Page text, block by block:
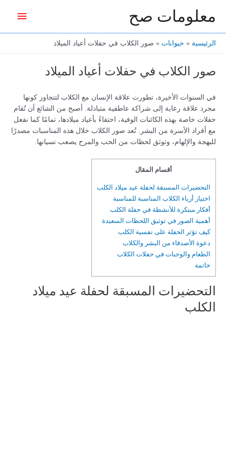
معلومات صح
الرئيسية حيوانات صور الكلاب في حفلات أعياد الميلاد
صور الكلاب في حفلات أعياد الميلاد
في السنوات الأخيرة، تطورت علاقة الإنسان مع الكلاب لتتجاوز كونها
مجرد علاقة رعاية إلى شراكة عاطفية متبادلة. أصبح من الشائع أن تُقام
حفلات خاصة بهذه الكائنات الوفية، احتفاءً بأعياد ميلادها، تمامًا كما نفعل
مع أفراد الأسرة من البشر. تُعد صور الكلاب خلال هذه المناسبات مصدرًا
للبهجة والإلهام، وتوثق لحظات من الحب والمرح يصعب نسيانها.
أقسام المقال
التحضيرات المسبقة لحفلة عيد ميلاد الكلب
اختيار أزياء الكلاب المناسبة للمناسبة
أفكار مبتكرة للأنشطة في حفلة الكلب
أهمية الصور في توثيق اللحظات السعيدة
كيف تؤثر الحفلة على نفسية الكلب
دعوة الأصدقاء من البشر والكلاب
الطعام والوجبات في حفلات الكلاب
خاتمة
التحضيرات المسبقة لحفلة عيد ميلاد
الكلب